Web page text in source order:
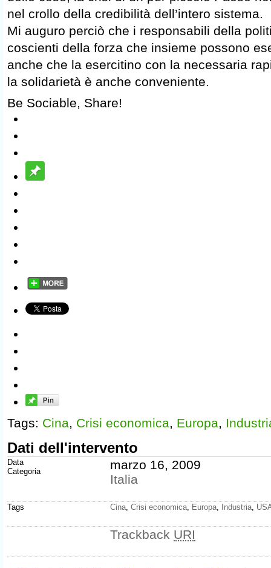
nel crollo della credibilità dell’intero sistema.
Mi auguro perciò che i responsabili della
coscienti della forza che insieme possono
anche che la esercitino con la necessaria
la solidarietà è anche conveniente.
Be Sociable, Share!
Tags: Cina Crisi economica Europa
Dati dell'intervento
Data
Categoria
marzo 16, 2009
Italia
Tags Cina Crisi economica Europa Industria
Trackback URI